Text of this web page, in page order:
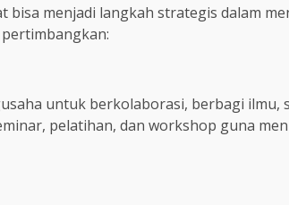
bisa menjadi langkah strategis dalam
untuk berkolaborasi, berbagi ilmu,
pelatihan, dan workshop guna